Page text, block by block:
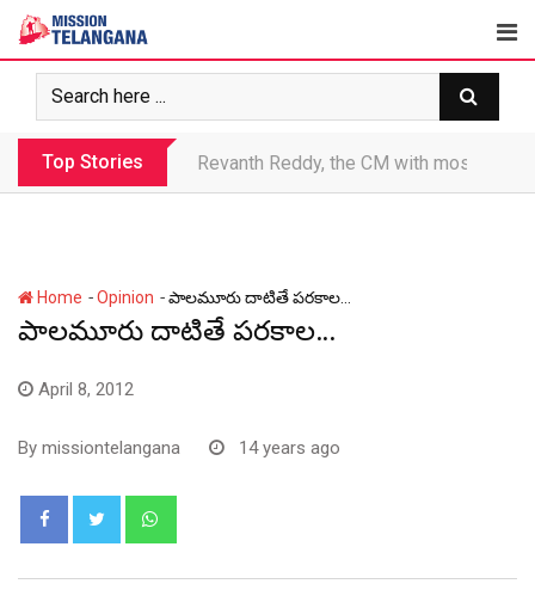
Skip
content
Top Stories Revanth makes Rs. 1.38 lakh crore debt
Home -Opinion -పాలమూరు దాటితే పరకాల…
పాలమూరు దాటితే పరకాల…
April 8, 2012
By missiontelangana 14 years ago